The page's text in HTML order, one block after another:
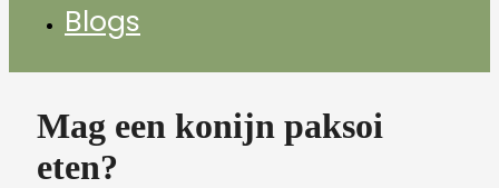
Blogs
Mag een konijn paksoi
eten?